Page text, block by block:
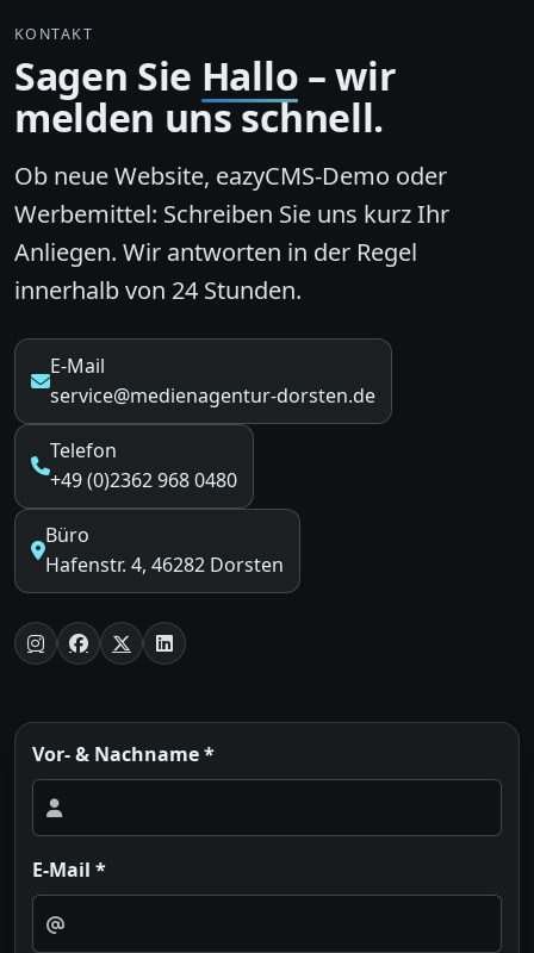
KONTAKT
Sagen Sie Hallo – wir
melden uns schnell.
Ob neue Website, eazyCMS-Demo oder
Werbemittel: Schreiben Sie uns kurz Ihr
Anliegen. Wir antworten in der Regel
innerhalb von 24 Stunden.
E-Mail
service@medienagentur-dorsten.de
Telefon
+49 (0)2362 968 0480
Büro
Hafenstr. 4, 46282 Dorsten
Vor- & Nachname *
E-Mail *